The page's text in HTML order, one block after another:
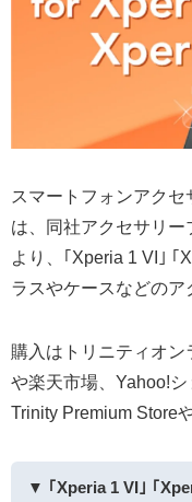
スマートフォンアク
は、同社アクセサリー
より、｢Xperia 1 VI｣ ｢
ラスやケースなどのア
購入はトリニティオ
や楽天市場、Yahoo!
Trinity Premium Store
▼ ｢Xperia 1 VI｣ ｢